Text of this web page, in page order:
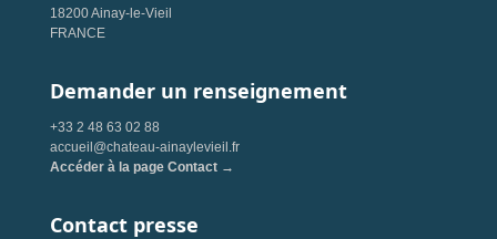
18200 Ainay-le-Vieil
FRANCE
Demander un renseignement
+33 2 48 63 02 88
accueil@chateau-ainaylevieil.fr
Accéder à la page Contact →
Contact presse